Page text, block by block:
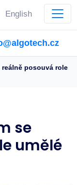
English
reálně posouvá role
se
umělé